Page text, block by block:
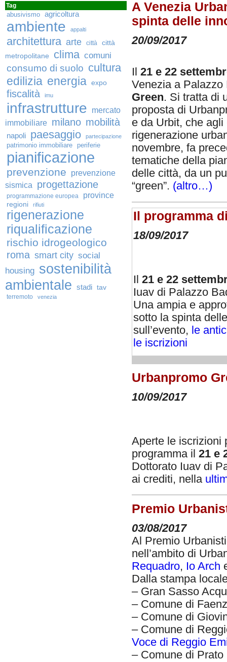
Tag
abusivismo agricoltura
ambiente appalti
architettura arte città
città
metropolitane
clima comuni
consumo di suolo cultura
edilizia energia expo
fiscalità imu
infrastrutture
mercato
immobiliare milano mobilità
napoli paesaggio partecipazione
patrimonio immobiliare periferie
pianificazione
prevenzione
prevenzione
sismica
progettazione
programmazione europea province
regioni rifiuti
rigenerazione
riqualificazione
rischio idrogeologico
roma smart city social
housing sostenibilità
ambientale stadi tav
terremoto venezia
A Venezia
spinta delle
20/09/2017
21 e 22
Venezia a
Green. Si tratta di
proposta di
e da Urbit, che
rigenerazione
novembre, fa
tematiche della
delle città, da un
“green”. (altro…)
Il programma
18/09/2017
Il 21 e 22
Iuav di Palazzo
Una ampia e
sotto la spinta
sull’evento, le
le iscrizioni
Urbanpromo
10/09/2017
Aperte le iscrizioni
programma il 21 e
Dottorato Iuav di
ai crediti, nella
Premio
03/08/2017
Al Premio
nell’ambito di
Requadro, Io Arch
Dalla stampa
– Gran Sasso
– Comune di
– Comune di
– Comune di
Voce di Reggio
– Comune di Prato